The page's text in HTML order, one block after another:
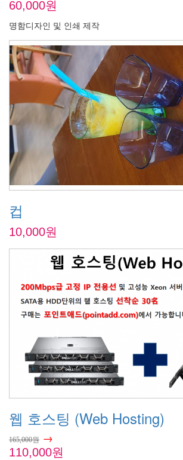
60,000원
명함디자인 및 인쇄 제작
컵
10,000원
웹 호스팅 (Web Hosting)
165,000원 →
110,000원